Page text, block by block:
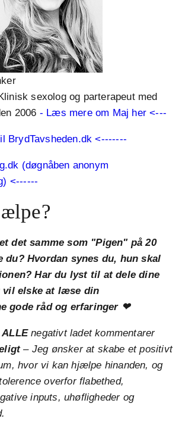
sexolog og parterapeut med
2006 - Læs mere om Maj her <---
BrydTavsheden.dk <-------
(døgnåben anonym
<------
det samme som "Pigen" på 20
du? Hvordan synes du, hun skal
Har du lyst til at dele dine
vil elske at læse din
gode råd og erfaringer ❤
ALLEnegativt ladet kommentarer
– Jeg ønsker at skabe et positivt
hvor vi kan hjælpe hinanden, og
overfor flabethed,
inputs, uhøfligheder og